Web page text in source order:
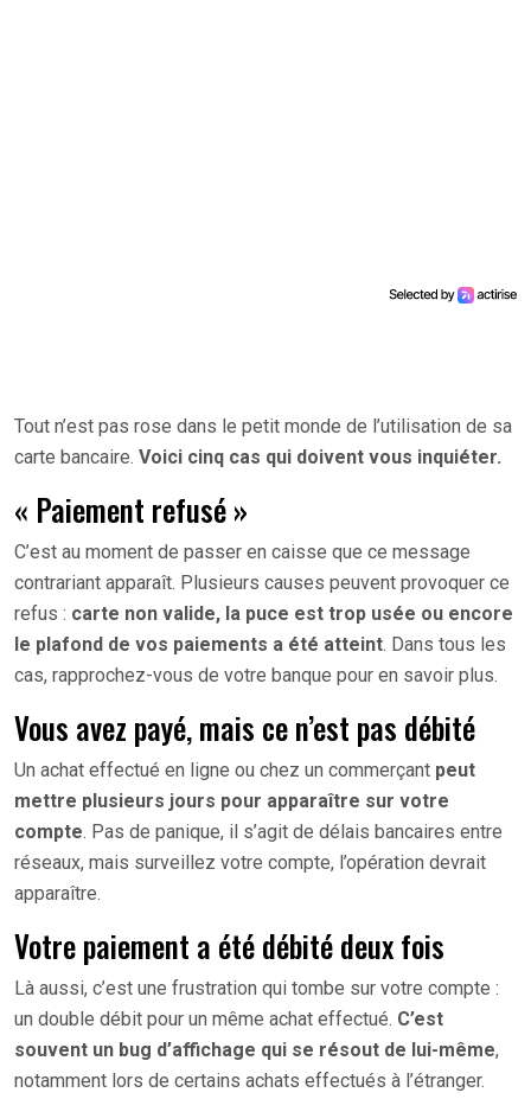
Tout n’est pas rose dans le petit monde de l’utilisation de sa
carte bancaire. Voici cinq cas qui doivent vous inquiéter.
« Paiement refusé »
C’est au moment de passer en caisse que ce message
contrariant apparaît. Plusieurs causes peuvent provoquer ce
refus : carte non valide, la puce est trop usée ou encore
le plafond de vos paiements a été atteint. Dans tous les
cas, rapprochez-vous de votre banque pour en savoir plus.
Vous avez payé, mais ce n’est pas débité
Un achat effectué en ligne ou chez un commerçant peut
mettre plusieurs jours pour apparaître sur votre
compte. Pas de panique, il s’agit de délais bancaires entre
réseaux, mais surveillez votre compte, l’opération devrait
apparaître.
Votre paiement a été débité deux fois
Là aussi, c’est une frustration qui tombe sur votre compte :
un double débit pour un même achat effectué. C’est
souvent un bug d’affichage qui se résout de lui-même,
notamment lors de certains achats effectués à l’étranger.